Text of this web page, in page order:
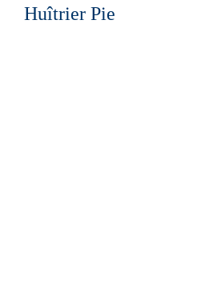
Huîtrier Pie